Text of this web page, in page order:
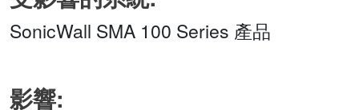
SonicWall SMA 100 Series 產品
影響: